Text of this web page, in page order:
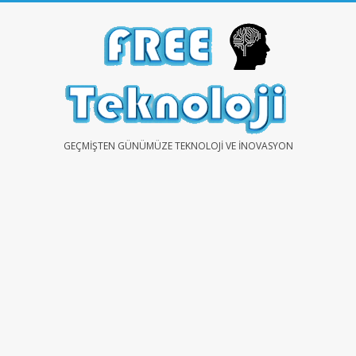
FREEGEÇMIŞTEN GÜNÜMÜZE TEKNOLOJI VE İNOVASYON